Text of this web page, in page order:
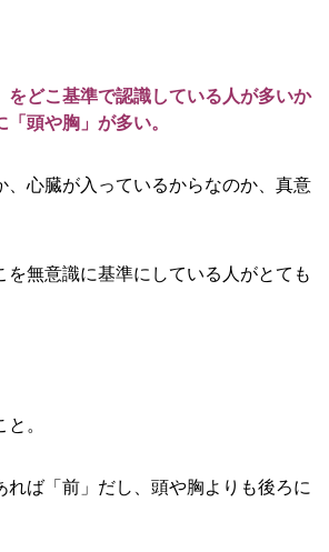
をどこ基準で認識している人が多いか
頭や胸」が多い。
、心臓が入っているからなのか、真意
を無意識に基準にしている人がとても
。
れば「前」だし、頭や胸よりも後ろに